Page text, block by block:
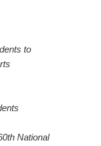
to
National